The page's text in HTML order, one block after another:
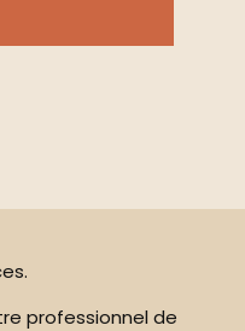
professionnel de